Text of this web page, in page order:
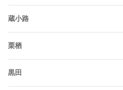
蔵小路
栗栖
黒田